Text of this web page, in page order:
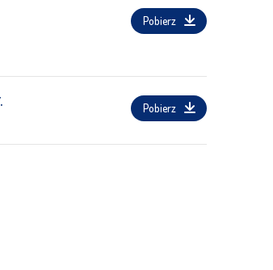
Pobierz
Pobierz